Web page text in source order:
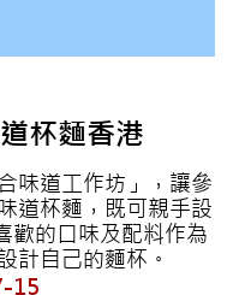
杯麵香港
味道工作坊」，讓參
道杯麵，既可親手設
歡的口味及配料作為
計自己的麵杯。
15